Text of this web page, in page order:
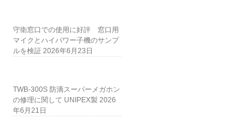
守衛窓口での使用に好評 窓口用
マイクとハイパワー子機のサンプ
ルを検証 2026年6月23日
TWB-300S 防滴スーパーメガホン
の修理に関して UNIPEX製 2026
年6月21日